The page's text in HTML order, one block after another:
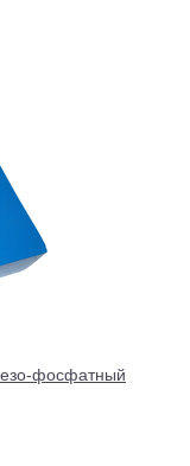
фосфатный